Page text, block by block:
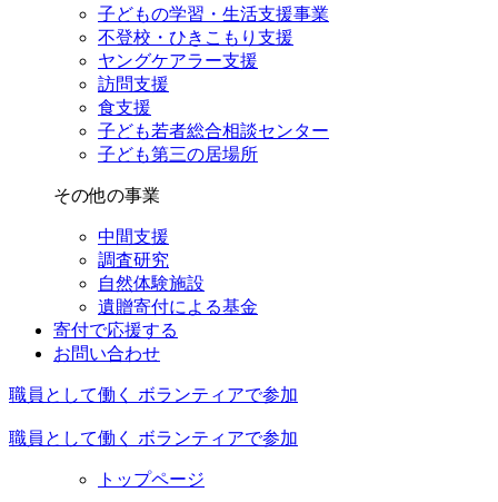
子どもの学習・生活支援事業
不登校・ひきこもり支援
ヤングケアラー支援
訪問支援
食支援
子ども若者総合相談センター
子ども第三の居場所
その他の事業
中間支援
調査研究
自然体験施設
遺贈寄付による基金
寄付で応援する
お問い合わせ
職員として働く ボランティアで参加
職員として働く ボランティアで参加
トップページ